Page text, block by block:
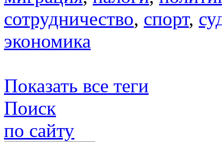
сотрудничество, спорт,
экономика
Показать все теги
Поиск
по сайту